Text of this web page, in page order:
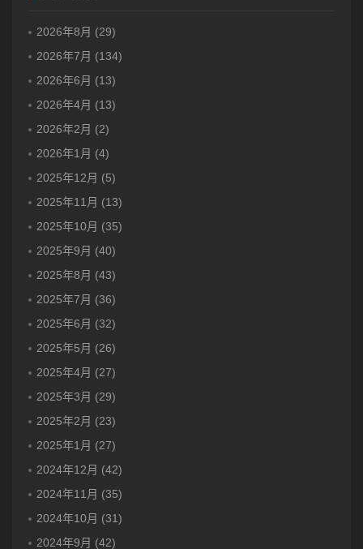
2026年8月 (29)
2026年7月 (134)
2026年6月 (13)
2026年4月 (13)
2026年2月 (2)
2026年1月 (4)
2025年12月 (5)
2025年11月 (13)
2025年10月 (35)
2025年9月 (40)
2025年8月 (43)
2025年7月 (36)
2025年6月 (32)
2025年5月 (26)
2025年4月 (27)
2025年3月 (29)
2025年2月 (23)
2025年1月 (27)
2024年12月 (42)
2024年11月 (35)
2024年10月 (31)
2024年9月 (42)